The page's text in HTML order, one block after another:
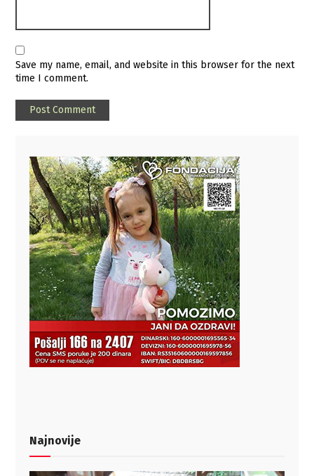
Save my name, email, and website in this browser for the next
time I comment.
Najnovije